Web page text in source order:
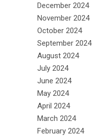
December 2024
November 2024
October 2024
September 2024
August 2024
July 2024
June 2024
May 2024
April 2024
March 2024
February 2024